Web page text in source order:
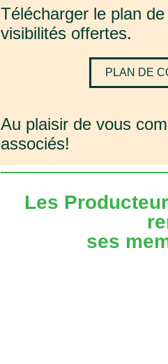
Télécharger le plan
visibilités offertes.
PLAN DE
Au plaisir de vous
associés!
Les
ses